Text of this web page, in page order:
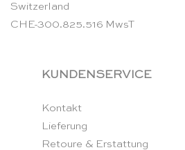
Switzerland
CHE-300.825.516 MwsT
KUNDENSERVICE
Kontakt
Lieferung
Retoure & Erstattung